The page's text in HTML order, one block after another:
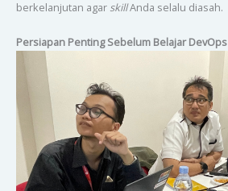
berkelanjutan agar skillAnda selalu diasah.
Persiapan Penting Sebelum Belajar DevOps